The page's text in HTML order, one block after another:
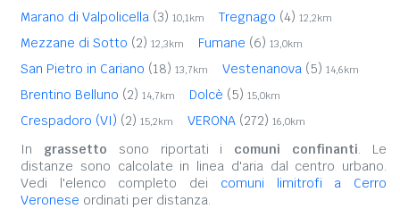
Marano di Valpolicella (3) 10,1km Tregnago (4) 12,2km
Mezzane di Sotto (2) 12,3km Fumane (6) 13,0km
San Pietro in Cariano (18) 13,7km Vestenanova (5) 14,6km
Brentino Belluno (2) 14,7km Dolcè (5) 15,0km
Crespadoro (VI) (2) 15,2km VERONA (272) 16,0km
In grassetto sono riportati i comuni confinanti. Le
distanze sono calcolate in linea d'aria dal centro urbano.
Vedi l'elenco completo dei comuni limitrofi a Cerro
Veronese ordinati per distanza.